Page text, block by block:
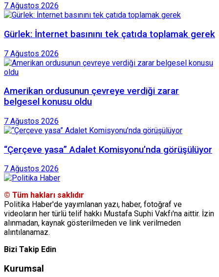
7 Ağustos 2026
Gürlek: İnternet basınını tek çatıda toplamak gerek
7 Ağustos 2026
Amerikan ordusunun çevreye verdiği zarar
belgesel konusu oldu
7 Ağustos 2026
“Çerçeve yasa” Adalet Komisyonu’nda görüşülüyor
7 Ağustos 2026
© Tüm hakları saklıdır
Politika Haber'de yayımlanan yazı, haber, fotoğraf ve
videoların her türlü telif hakkı Mustafa Suphi Vakfı'na aittir. İzin
alınmadan, kaynak gösterilmeden ve link verilmeden
alıntılanamaz.
Bizi Takip Edin
Kurumsal